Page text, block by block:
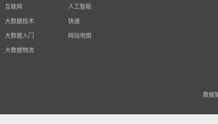
互联网 人工智能
大数据技术 快递
大数据入门 网站地图
大数据物流
数据